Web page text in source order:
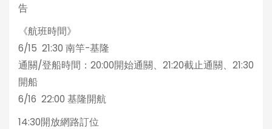
告
《航班時間》
6/15 21:30 南竿-基隆
通關/登船時間：20:00開始通關、21:20截止通關、21:30
開船
6/16 22:00 基隆開航
14:30開放網路訂位